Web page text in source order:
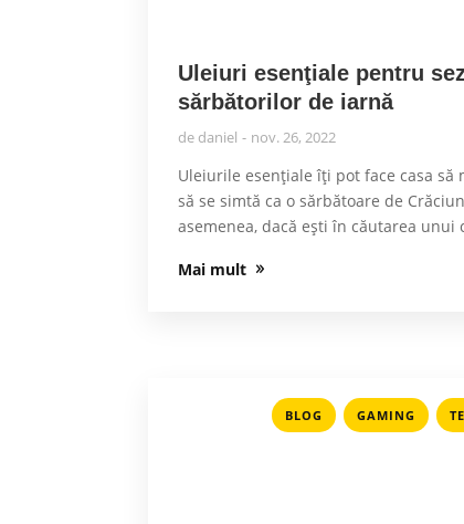
Uleiuri esenţiale pentru
sărbătorilor de iarnă
de daniel nov. 26, 2022
Uleiurile esențiale îţi pot face casa să
să se simtă ca o sărbătoare de
asemenea, dacă eşti în căutarea unui
Mai mult
BLOG , GAMING ,